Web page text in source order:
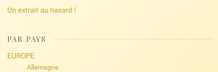
Un extrait au hasard !
PAR PAYS
EUROPE
Allemagne